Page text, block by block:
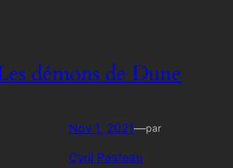
démons de Dune
Nov 1, 2021—par
Cyril Pasteau